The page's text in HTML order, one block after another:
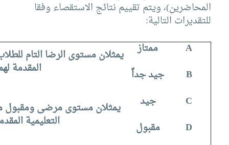
المحاضرين)، ويتم تقييم نتائج الاستقصاء وفقا
للتقديرات التالية:
A
ممتاز يمثلان مستوى الرضا التام
المقدمة B
جيد جداً
C
جيد يمثلان مستوى مرضى ومقبول
التعليمية D
مقبول